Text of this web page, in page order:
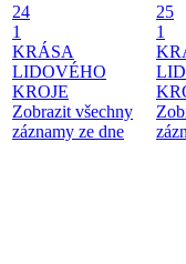
24
1
KRÁSA
LIDOVÉHO
KROJE
Zobrazit všechny
záznamy ze dne
25
1